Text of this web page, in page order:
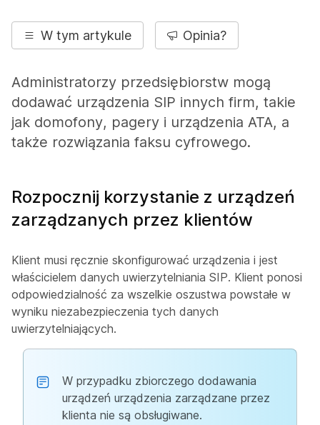
W tym artykule Opinia?
Administratorzy przedsiębiorstw mogą
dodawać urządzenia SIP innych firm, takie
jak domofony, pagery i urządzenia ATA, a
także rozwiązania faksu cyfrowego.
Rozpocznij korzystanie z urządzeń
zarządzanych przez klientów
Klient musi ręcznie skonfigurować urządzenia i jest
właścicielem danych uwierzytelniania SIP. Klient ponosi
odpowiedzialność za wszelkie oszustwa powstałe w
wyniku niezabezpieczenia tych danych
uwierzytelniających.
W przypadku zbiorczego dodawania
urządzeń urządzenia zarządzane przez
klienta nie są obsługiwane.